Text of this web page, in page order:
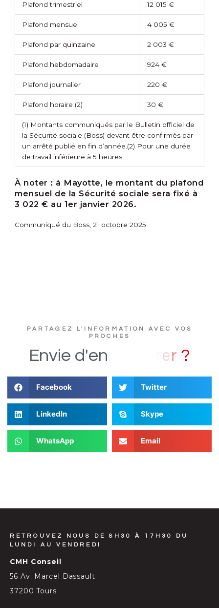
Plafond trimestriel 12 015 €
Plafond mensuel 4 005 €
Plafond par quinzaine 2 003 €
Plafond hebdomadaire 924 €
Plafond journalier 220 €
Plafond horaire (2) 30 €
(1) Montants communiqués par le Bulletin officiel de
la Sécurité sociale (Boss) devant être confirmés par
un arrêté publié en fin d’année.(2) Pour une durée
de travail inférieure à 5 heures.
À noter : à Mayotte, le montant du plafond
mensuel de la Sécurité sociale sera fixé à
3 022 € au 1er janvier 2026.
Communiqué du Boss, 21 octobre 2025
PARTAGEZ L'INFORMATION AVEC VOS
PROCHES
Envie d'en ?
Facebook Twitter
LinkedIn Skype
WhatsApp Email
RETROUVEZ NOUS DE 8H30 À 17H30 DU
LUNDI AU VENDREDI
CMH Conseil
56 Av. Marcel Dassault
37200 Tours